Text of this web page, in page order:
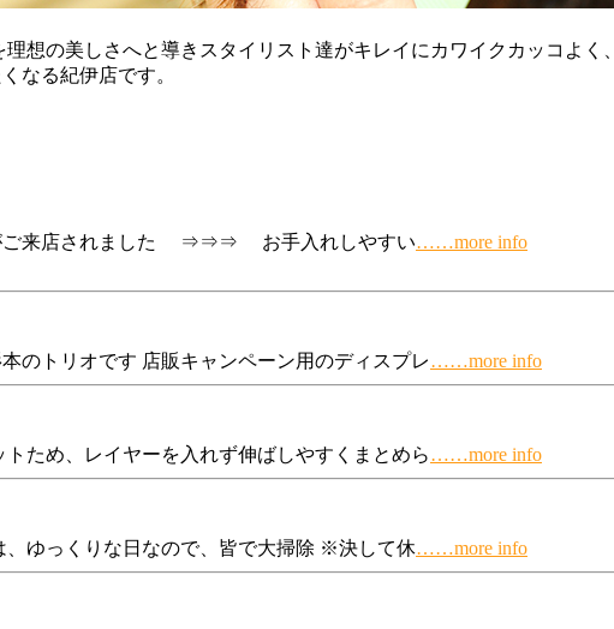
想の美しさへと導きスタイリスト達がキレイにカワイクカッコよく、
なる紀伊店です。
がご来店されました ⇒⇒⇒ お手入れしやすい……more info
のトリオです 店販キャンペーン用のディスプレ……more info
め、レイヤーを入れず伸ばしやすくまとめら……more info
、ゆっくりな日なので、皆で大掃除 ※決して休……more info